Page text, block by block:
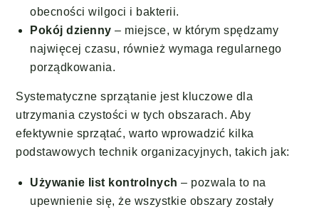
obecności wilgoci i bakterii.
Pokój dzienny – miejsce, w którym spędzamy
najwięcej czasu, również wymaga regularnego
porządkowania.
Systematyczne sprzątanie jest kluczowe dla
utrzymania czystości w tych obszarach. Aby
efektywnie sprzątać, warto wprowadzić kilka
podstawowych technik organizacyjnych, takich jak:
Używanie list kontrolnych – pozwala to na
upewnienie się, że wszystkie obszary zostały